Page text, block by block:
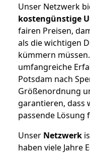
Unser Netzwerk
kostengünstige
fairen Preisen,
als die wichtigen
kümmern
umfangreiche
Potsdam nach
Größenordnung
garantieren, dass
passende Lösung
Unser Netzwerk
haben viele Jahre